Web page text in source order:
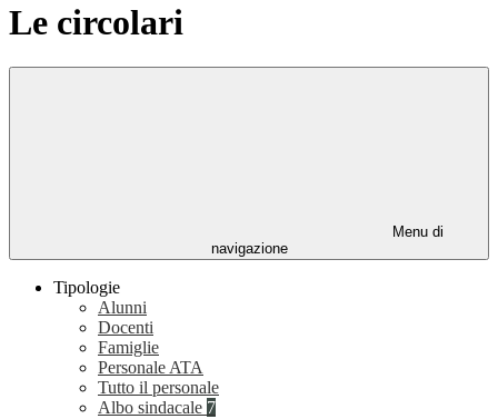
Le circolari
Menu di
navigazione
Tipologie
Alunni
Docenti
Famiglie
Personale ATA
Tutto il personale
Albo sindacale 7